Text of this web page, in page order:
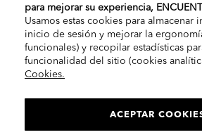
AYUDA
EMPRESA
INFORMACIÓN LEGAL
para mejorar su experiencia,
Usamos estas cookies para almacenar
inicio de sesión y mejorar la
funcionales) y recopilar estadísticas
funcionalidad del sitio (cookies
Cookies.
ACEPTAR